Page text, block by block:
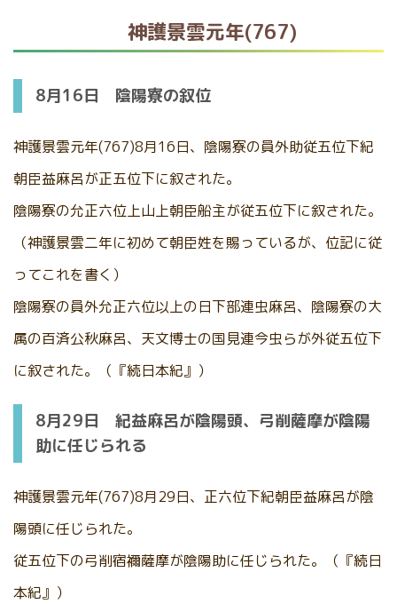
神護景雲元年(767)
8月16日 陰陽寮の叙位
神護景雲元年(767)8月16日、陰陽寮の員外助従五位下紀
朝臣益麻呂が正五位下に叙された。
陰陽寮の允正六位上山上朝臣船主が従五位下に叙された。
（神護景雲二年に初めて朝臣姓を賜っているが、位記に従
ってこれを書く）
陰陽寮の員外允正六位以上の日下部連虫麻呂、陰陽寮の大
属の百済公秋麻呂、天文博士の国見連今虫らが外従五位下
に叙された。（『続日本紀』）
8月29日 紀益麻呂が陰陽頭、弓削薩摩が陰陽
助に任じられる
神護景雲元年(767)8月29日、正六位下紀朝臣益麻呂が陰
陽頭に任じられた。
従五位下の弓削宿禰薩摩が陰陽助に任じられた。（『続日
本紀』）